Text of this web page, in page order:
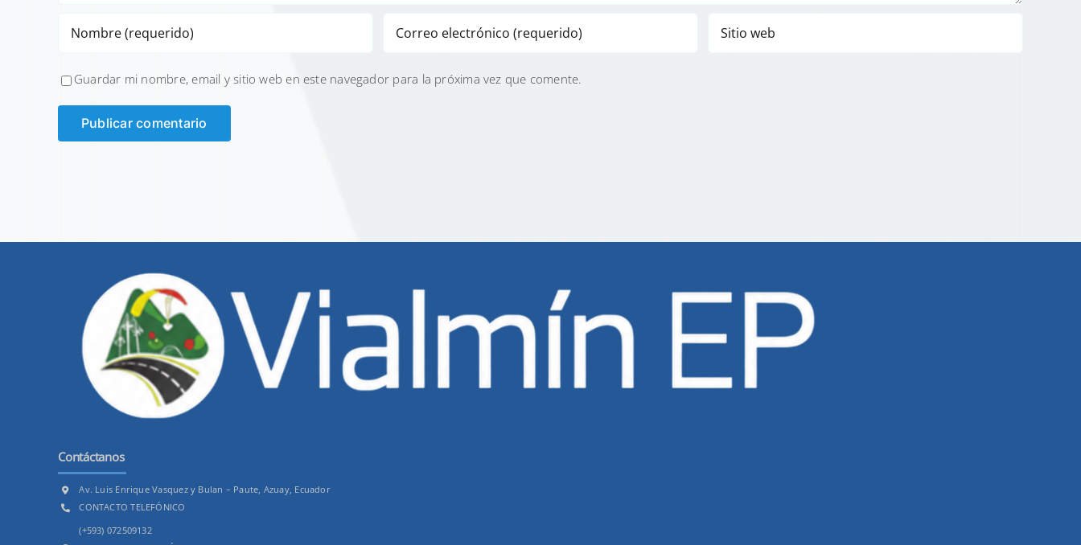
Guardar mi nombre, email y sitio web en este navegador para la próxima vez que comente.
Contáctanos
Av. Luis Enrique Vasquez y Bulan – Paute, Azuay, Ecuador
CONTACTO TELEFÓNICO
(+593) 072509132